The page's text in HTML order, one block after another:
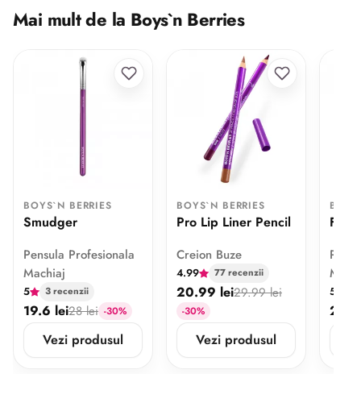
Mai mult de la Boys`n Berries
BOYS`N BERRIES
Smudger
Pensula Profesionala
Machiaj
5 3 recenzii
19.6 lei28 lei -30%
Vezi produsul
BOYS`N BERRIES
Pro Lip Liner Pencil
Creion Buze
4.99 77 recenzii
20.99 lei29.99 lei
-30%
Vezi produsul
Flat
5
21